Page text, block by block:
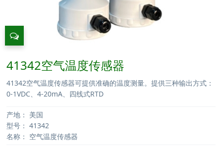
41342空气温度传感器
41342空气温度传感器可提供准确的温度测量。提供三种输出方式：
0-1VDC、4-20mA、四线式RTD
产地： 美国
型号： 41342
名称： 空气温度传感器